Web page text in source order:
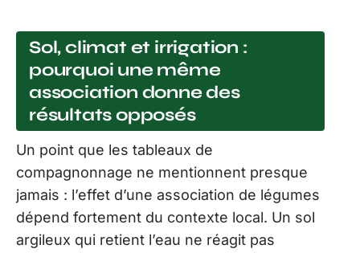
Sol, climat et irrigation :
pourquoi une même
association donne des
résultats opposés
Un point que les tableaux de
compagnonnage ne mentionnent presque
jamais : l’effet d’une association de légumes
dépend fortement du contexte local. Un sol
argileux qui retient l’eau ne réagit pas